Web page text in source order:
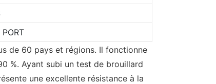
de 60 pays et régions. Il fonctionne
%. Ayant subi un test de brouillard
une excellente résistance à la